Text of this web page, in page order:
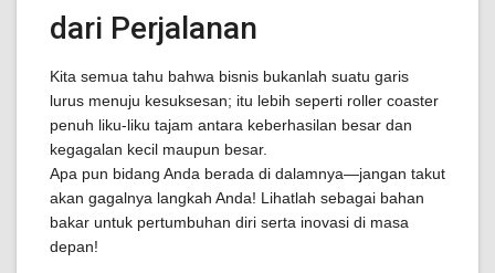
dari Perjalanan
Kita semua tahu bahwa bisnis bukanlah suatu garis
lurus menuju kesuksesan; itu lebih seperti roller coaster
penuh liku-liku tajam antara keberhasilan besar dan
kegagalan kecil maupun besar.
Apa pun bidang Anda berada di dalamnya—jangan takut
akan gagalnya langkah Anda! Lihatlah sebagai bahan
bakar untuk pertumbuhan diri serta inovasi di masa
depan!